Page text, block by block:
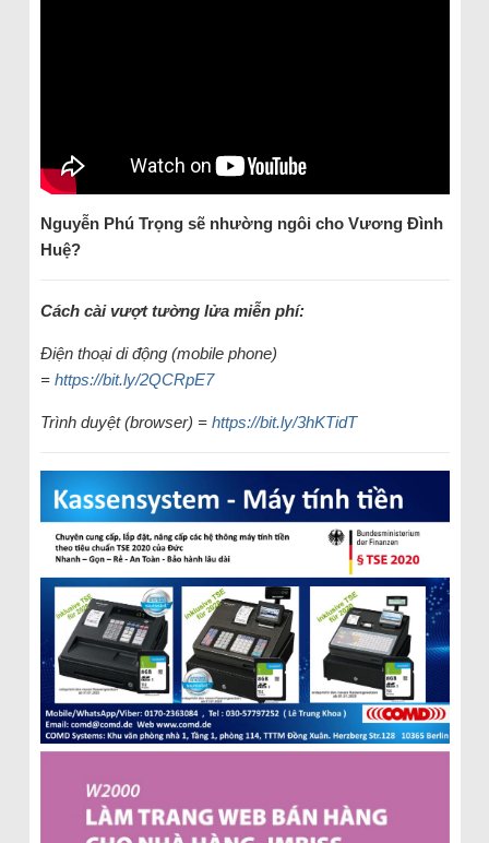
Nguyễn Phú Trọng sẽ nhường ngôi cho Vương Đình
Huệ?
Cách cài vượt tường lửa miễn phí:
Điện thoại di động (mobile phone)
= https://bit.ly/2QCRpE7
Trình duyệt (browser) = https://bit.ly/3hKTidT